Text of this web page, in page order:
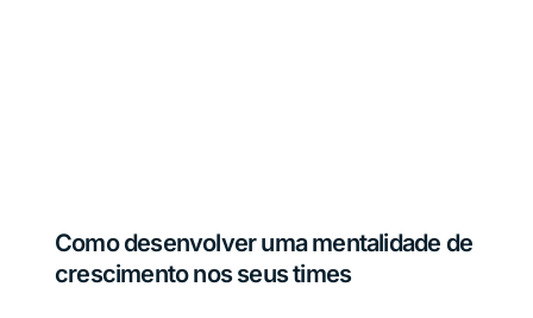
Como desenvolver uma mentalidade de
crescimento nos seus times